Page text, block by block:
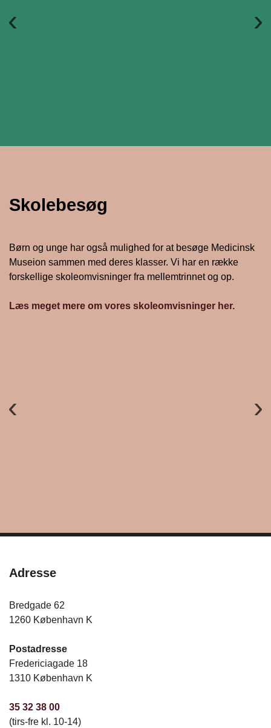
Forrige
Skolebesøg
Børn og unge har også mulighed for at besøge Medicinsk
Museion sammen med deres klasser. Vi har en række
forskellige skoleomvisninger fra mellemtrinnet og op.
Læs meget mere om vores skoleomvisninger her.
Forrige
Adresse
Bredgade 62
1260 København K
Postadresse
Fredericiagade 18
1310 København K
35 32 38 00
(tirs-fre kl. 10-14)